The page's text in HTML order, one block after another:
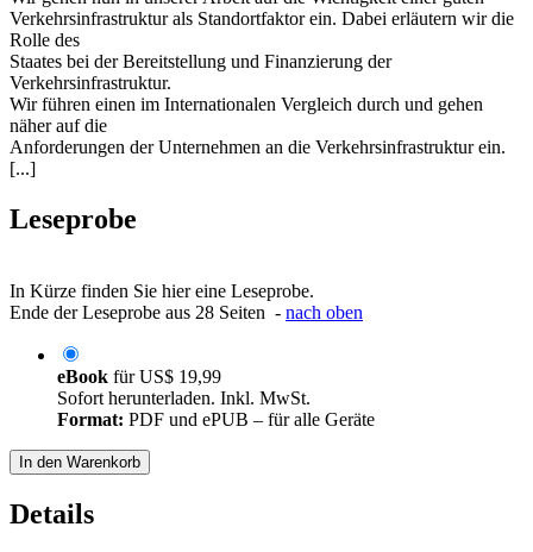
Verkehrsinfrastruktur als Standortfaktor ein. Dabei erläutern wir die
Rolle des
Staates bei der Bereitstellung und Finanzierung der
Verkehrsinfrastruktur.
Wir führen einen im Internationalen Vergleich durch und gehen
näher auf die
Anforderungen der Unternehmen an die Verkehrsinfrastruktur ein.
[...]
Leseprobe
In Kürze finden Sie hier eine Leseprobe.
Ende der Leseprobe aus 28 Seiten - nach oben
eBook fürUS$ 19,99
Sofort herunterladen. Inkl. MwSt.
Format: PDF und ePUB – für alle Geräte
In den Warenkorb
Details